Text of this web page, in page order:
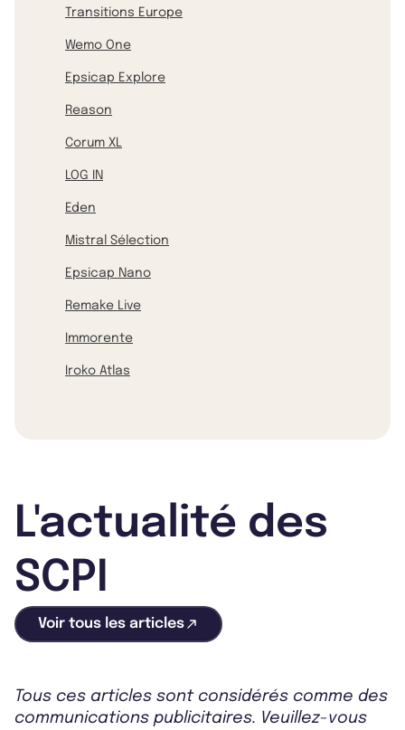
Transitions Europe
Wemo One
Epsicap Explore
Reason
Corum XL
LOG IN
Eden
Mistral Sélection
Epsicap Nano
Remake Live
Immorente
Iroko Atlas
L'actualité des
SCPI
Voir tous les articles
Tous ces articles sont considérés comme des
communications publicitaires. Veuillez-vous